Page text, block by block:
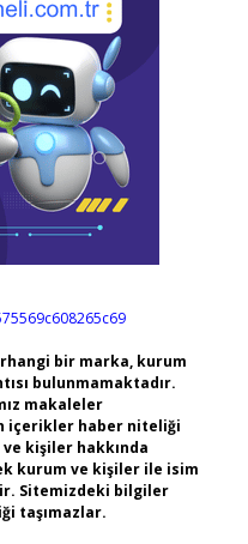
bir marka, kurum
bulunmamaktadır.
makaleler
içerikler haber niteliği
kişiler hakkında
kurum ve kişiler ile isim
Sitemizdeki bilgiler
taşımazlar.